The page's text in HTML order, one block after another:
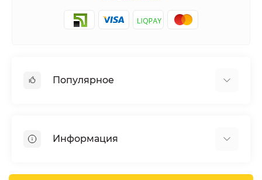
Популярное
Системы хранения энергии
Инверторы
Информация